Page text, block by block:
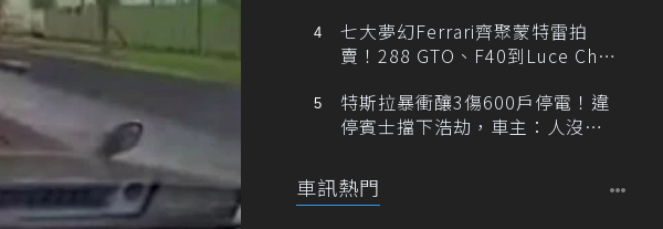
七大夢幻Ferrari齊聚蒙特雷拍
賣！288 GTO、F40到Luce Cha
特斯拉暴衝釀3傷600戶停電！違
停賓士擋下浩劫，車主：人沒事
車訊熱門